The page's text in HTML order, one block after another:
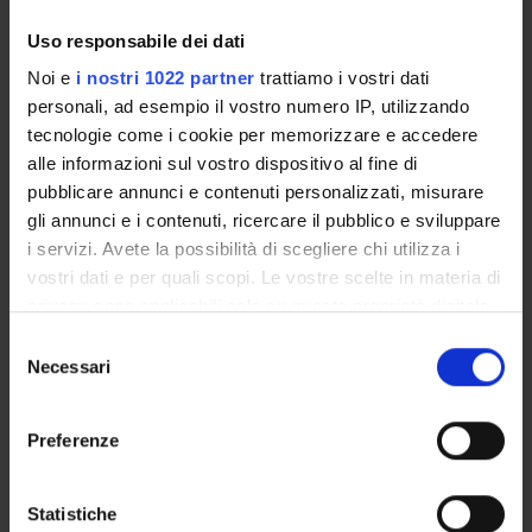
Uso responsabile dei dati
Noi e i nostri 1022 partner trattiamo i vostri dati
personali, ad esempio il vostro numero IP, utilizzando
tecnologie come i cookie per memorizzare e accedere
alle informazioni sul vostro dispositivo al fine di
pubblicare annunci e contenuti personalizzati, misurare
gli annunci e i contenuti, ricercare il pubblico e sviluppare
i servizi. Avete la possibilità di scegliere chi utilizza i
vostri dati e per quali scopi. Le vostre scelte in materia di
modificare o revocare il proprio consenso in qualsiasi
momento dalla Dichiarazione sui cookie o facendo clic
raccogliere informazioni sulla tua posizione
delNecessari
Preferenze
Statistiche
AREE DI RICERCA
GRUPPI DI RICERCA
SEZIONI
STRUTTURE
CENTRI DI RICERCA
Persone